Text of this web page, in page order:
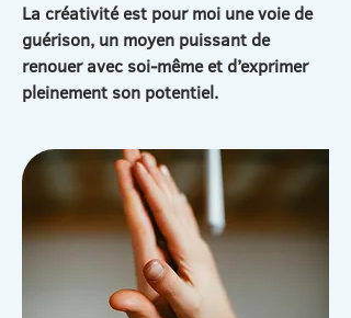
La créativité est pour moi une voie de
guérison, un moyen puissant de
renouer avec soi-même et d’exprimer
pleinement son potentiel.